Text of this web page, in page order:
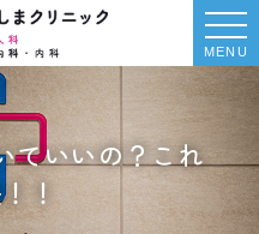
MENU
ていいの？これ
！